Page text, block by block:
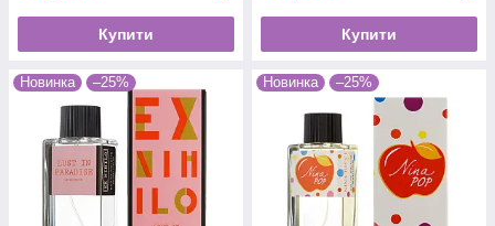
Купити Купити
Новинка –25% Новинка –25%